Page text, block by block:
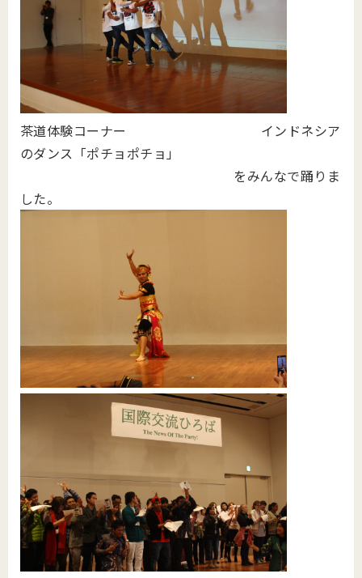
茶道体験コーナー インドネシア
のダンス「ポチョポチョ」
をみんなで踊りま
した。